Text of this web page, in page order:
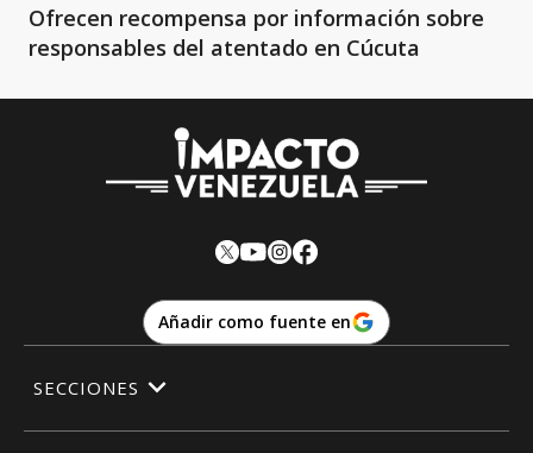
Ofrecen recompensa por información sobre
responsables del atentado en Cúcuta
Añadir como fuente en
SECCIONES